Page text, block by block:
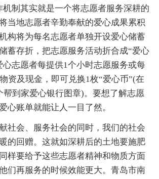
机制其实就是一个将志愿者服务深耕的
当地志愿者辛勤奉献的爱心成果累积
将为每名志愿者单独开设爱心储蓄
蓄存折，把志愿服务活动折合成“爱心
心志愿者每提供1个小时志愿服务或每
资及现金，即可兑换1枚“爱心币”(在
帮到家爱心银行图章)。要想了解志愿
心账单就能让人一目了然。
社会、服务社会的同时，我们的社会
的回赠。这就如深耕后的土地要施肥
样要给予这些志愿者精神和物质方面
们再服务的时候效能更大。青岛市南